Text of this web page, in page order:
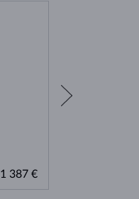
1 387 €